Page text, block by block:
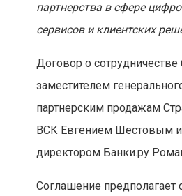
партнерства в сфере
сервисов и клиентских
Договор о
заместителем
партнерским продажам
ВСК Евгением Шестовым
директором Банки.ру
Соглашение предполагает